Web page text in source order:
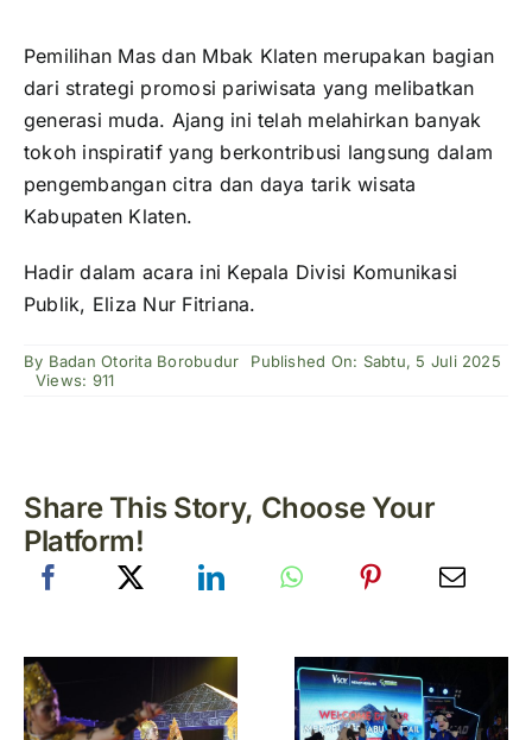
Pemilihan Mas dan Mbak Klaten merupakan bagian
dari strategi promosi pariwisata yang melibatkan
generasi muda. Ajang ini telah melahirkan banyak
tokoh inspiratif yang berkontribusi langsung dalam
pengembangan citra dan daya tarik wisata
Kabupaten Klaten.
Hadir dalam acara ini Kepala Divisi Komunikasi
Publik, Eliza Nur Fitriana.
By Badan Otorita Borobudur
Published On: Sabtu, 5 Juli 2025
Views: 911
Share This Story, Choose Your
Platform!